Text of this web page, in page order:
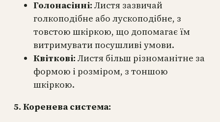
Голонасінні: Листя зазвичай
голкоподібне або лускоподібне, з
товстою шкіркою, що допомагає їм
витримувати посушливі умови.
Квіткові: Листя більш різноманітне за
формою і розміром, з тоншою
шкіркою.
5. Коренева система: